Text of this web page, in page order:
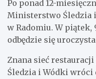
Po ponad 12-
Ministerstwo Śledzia
w Radomiu. W
odbędzie się
Znana sieć
Śledzia i Wódki wróci